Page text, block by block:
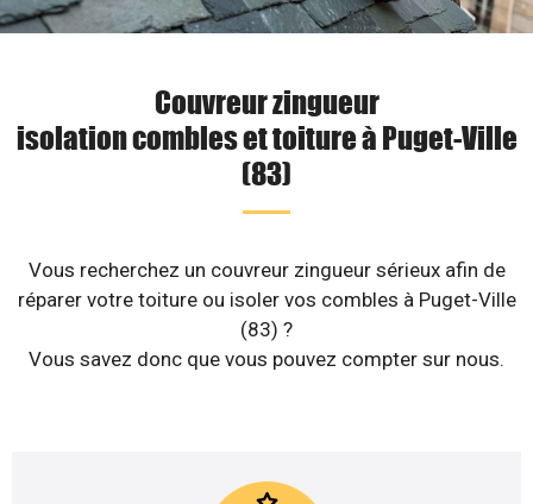
Couvreur zingueur
isolation combles et toiture à Puget-Ville
(83)
Vous recherchez un couvreur zingueur sérieux afin de
réparer votre toiture ou isoler vos combles à Puget-Ville
(83) ?
Vous savez donc que vous pouvez compter sur nous.